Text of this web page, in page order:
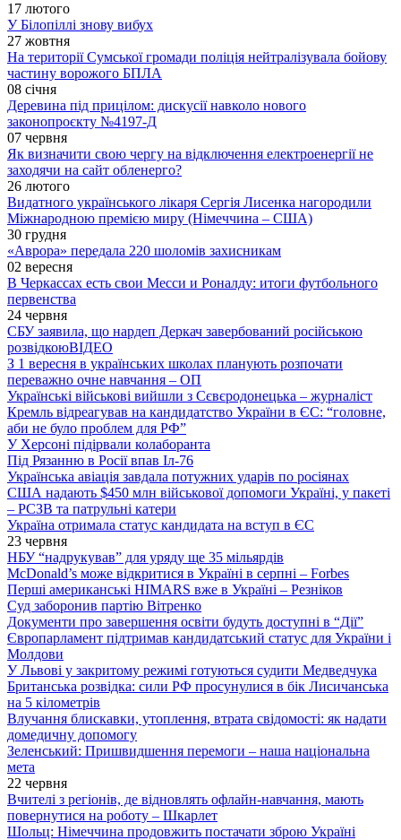
17 лютого
У Білопіллі знову вибух
27 жовтня
На території Сумської громади поліція нейтралізувала бойову
частину ворожого БПЛА
08 січня
Деревина під прицілом: дискусії навколо нового
законопроєкту №4197-Д
07 червня
Як визначити свою чергу на відключення електроенергії не
заходячи на сайт обленерго?
26 лютого
Видатного українського лікаря Сергія Лисенка нагородили
Міжнародною премією миру (Німеччина – США)
30 грудня
«Аврора» передала 220 шоломів захисникам
02 вересня
В Черкассах есть свои Месси и Роналду: итоги футбольного
первенства
24 червня
СБУ заявила, що нардеп Деркач завербований російською
розвідкоюВІДЕО
З 1 вересня в українських школах планують розпочати
переважно очне навчання – ОП
Українські військові вийшли з Сєвєродонецька – журналіст
Кремль відреагував на кандидатство України в ЄС: “головне,
аби не було проблем для РФ”
У Херсоні підірвали колаборанта
Під Рязанню в Росії впав Іл-76
Українська авіація завдала потужних ударів по росіянах
США надають $450 млн військової допомоги Україні, у пакеті
– РСЗВ та патрульні катери
Україна отримала статус кандидата на вступ в ЄС
23 червня
НБУ “надрукував” для уряду ще 35 мільярдів
McDonald’s може відкритися в Україні в серпні – Forbes
Перші американські HIMARS вже в Україні – Резніков
Суд заборонив партію Вітренко
Документи про завершення освіти будуть доступні в “Дії”
Європарламент підтримав кандидатський статус для України і
Молдови
У Львові у закритому режимі готуються судити Медведчука
Британська розвідка: сили РФ просунулися в бік Лисичанська
на 5 кілометрів
Влучання блискавки, утоплення, втрата свідомості: як надати
домедичну допомогу
Зеленський: Пришвидшення перемоги – наша національна
мета
22 червня
Вчителі з регіонів, де відновлять офлайн-навчання, мають
повернутися на роботу – Шкарлет
Шольц: Німеччина продовжить постачати зброю Україні